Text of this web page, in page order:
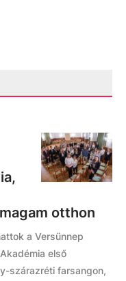
otthon
a Versünnep
első
szárazréti farsangon,